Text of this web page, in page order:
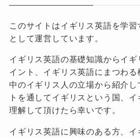
このサイトはイギリス英語を学習
として運営しています。
イギリス英語の基礎知識からイ
イント、イギリス英語にまつわ
中のイギリス人の立場から紹介し
トを通してイギリスという国、
理解して頂けたら幸いです。
イギリス英語に興味のある方、イ